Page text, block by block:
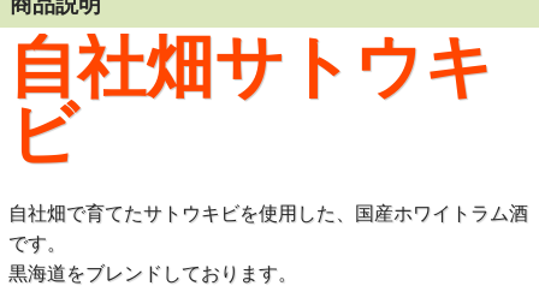
自社畑サトウキ
ビ
自社畑で育てたサトウキビを使用した、国産ホワイトラム酒
です。
黒海道をブレンドしております。